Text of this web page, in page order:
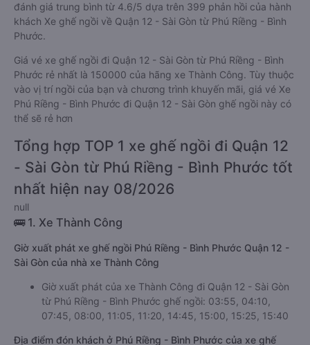
đánh giá trung bình từ 4.6/5 dựa trên 399 phản hồi của hành
khách Xe ghế ngồi về Quận 12 - Sài Gòn từ Phú Riềng - Bình
Phước.
Giá vé xe ghế ngồi đi Quận 12 - Sài Gòn từ Phú Riềng - Bình
Phước rẻ nhất là 150000 của hãng xe Thành Công. Tùy thuộc
vào vị trí ngồi của bạn và chương trình khuyến mãi, giá vé Xe
Phú Riềng - Bình Phước đi Quận 12 - Sài Gòn ghế ngồi này có
thể sẽ rẻ hơn
Tổng hợp TOP 1 xe ghế ngồi đi Quận 12
- Sài Gòn từ Phú Riềng - Bình Phước tốt
nhất hiện nay 08/2026
null
🚌 1. Xe Thành Công
Giờ xuất phát xe ghế ngồi Phú Riềng - Bình Phước Quận 12 -
Sài Gòn của nhà xe Thành Công
Giờ xuất phát của xe Thành Công đi Quận 12 - Sài Gòn
từ Phú Riềng - Bình Phước ghế ngồi: 03:55, 04:10,
07:45, 08:00, 11:05, 11:20, 14:45, 15:00, 15:25, 15:40
Địa điểm đón khách ở Phú Riềng - Bình Phước của xe ghế